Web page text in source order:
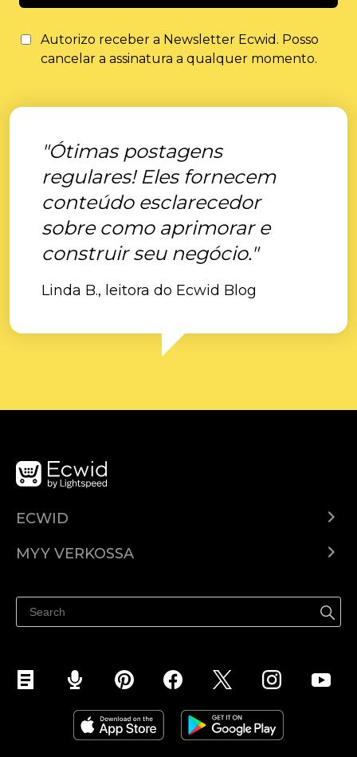
Autorizo ​​receber a Newsletter Ecwid. Posso
cancelar a assinatura a qualquer momento.
"Ótimas postagens
regulares! Eles fornecem
conteúdo esclarecedor
sobre como aprimorar e
construir seu negócio."
Linda B., leitora do Ecwid Blog
ECWID
Hinnoittelu
MYY VERKOSSA
Myy Facebookissa
Myy Instagramissa